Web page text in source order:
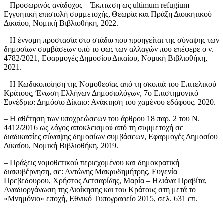
– Προσωρινός ανάδοχος – Έκπτωση ως ultimum refugium –
Εγγυητική επιστολή συμμετοχής, Θεωρία και Πράξη Διοικητικού
Δικαίου, Νομική Βιβλιοθήκη, 2022.
– Η έννομη προστασία στο στάδιο που προηγείται της σύναψης των
δημοσίων συμβάσεων υπό το φως των αλλαγών που επέφερε ο ν.
4782/2021, Εφαρμογές Δημοσίου Δικαίου, Νομική Βιβλιοθήκη,
2021.
– Η Κωδικοποίηση της Νομοθεσίας από τη σκοπιά του Επιτελικού
Κράτους, Ένωση Ελλήνων Δημοσιολόγων, 7ο Επιστημονικό
Συνέδριο: Δημόσιο Δίκαιο: Ανάκτηση του χαμένου εδάφους, 2020.
– Η αθέτηση των υποχρεώσεων του άρθρου 18 παρ. 2 του Ν.
4412/2016 ως λόγος αποκλεισμού από τη συμμετοχή σε
διαδικασίες σύναψης δημοσίων συμβάσεων, Εφαρμογές Δημοσίου
Δικαίου, Νομική Βιβλιοθήκη, 2019.
– Πράξεις νομοθετικού περιεχομένου και δημοκρατική
διακυβέρνηση, σε: Αντώνης Μακρυδημήτρης, Ευγενία
Πρεβεδουρου, Χρήστος Δετσαρίδης, Μαρία – Ηλιάνα Πραβίτα,
Αναδιοργάνωση της Διοίκησης και του Κράτους στη μετά το
«Μνημόνιο» εποχή, Εθνικό Τυπογραφείο 2015, σελ. 631 επ.